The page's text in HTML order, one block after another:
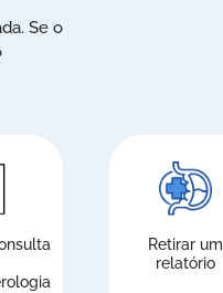
Se o
Retirar um
relatório